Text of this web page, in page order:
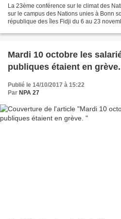
La 23ème conférence sur le climat des
sur le campus des Nations unies à Bonn
république des îles Fidji du 6 au 23
Mardi 10 octobre les
publiques étaient en grève.
Publié le 14/10/2017 à 15:22
Par NPA 27